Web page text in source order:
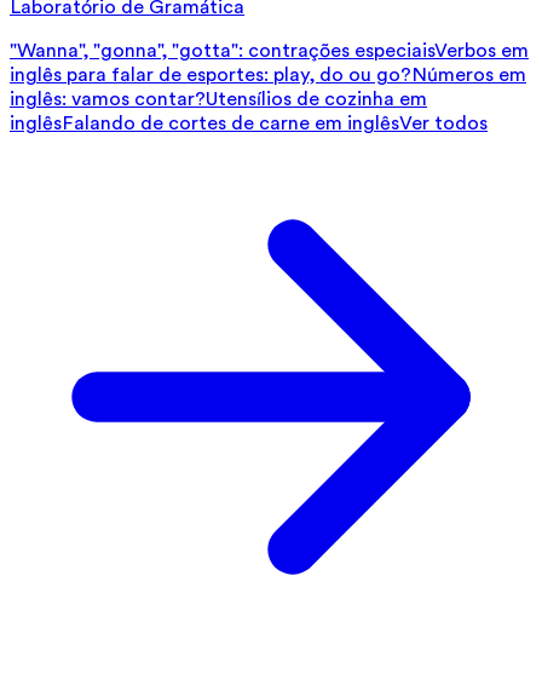
Laboratório de Gramática
"Wanna", "gonna", "gotta": contrações especiaisVerbos em
inglês para falar de esportes: play, do ou go?Números em
inglês: vamos contar?Utensílios de cozinha em
inglêsFalando de cortes de carne em inglêsVer todos